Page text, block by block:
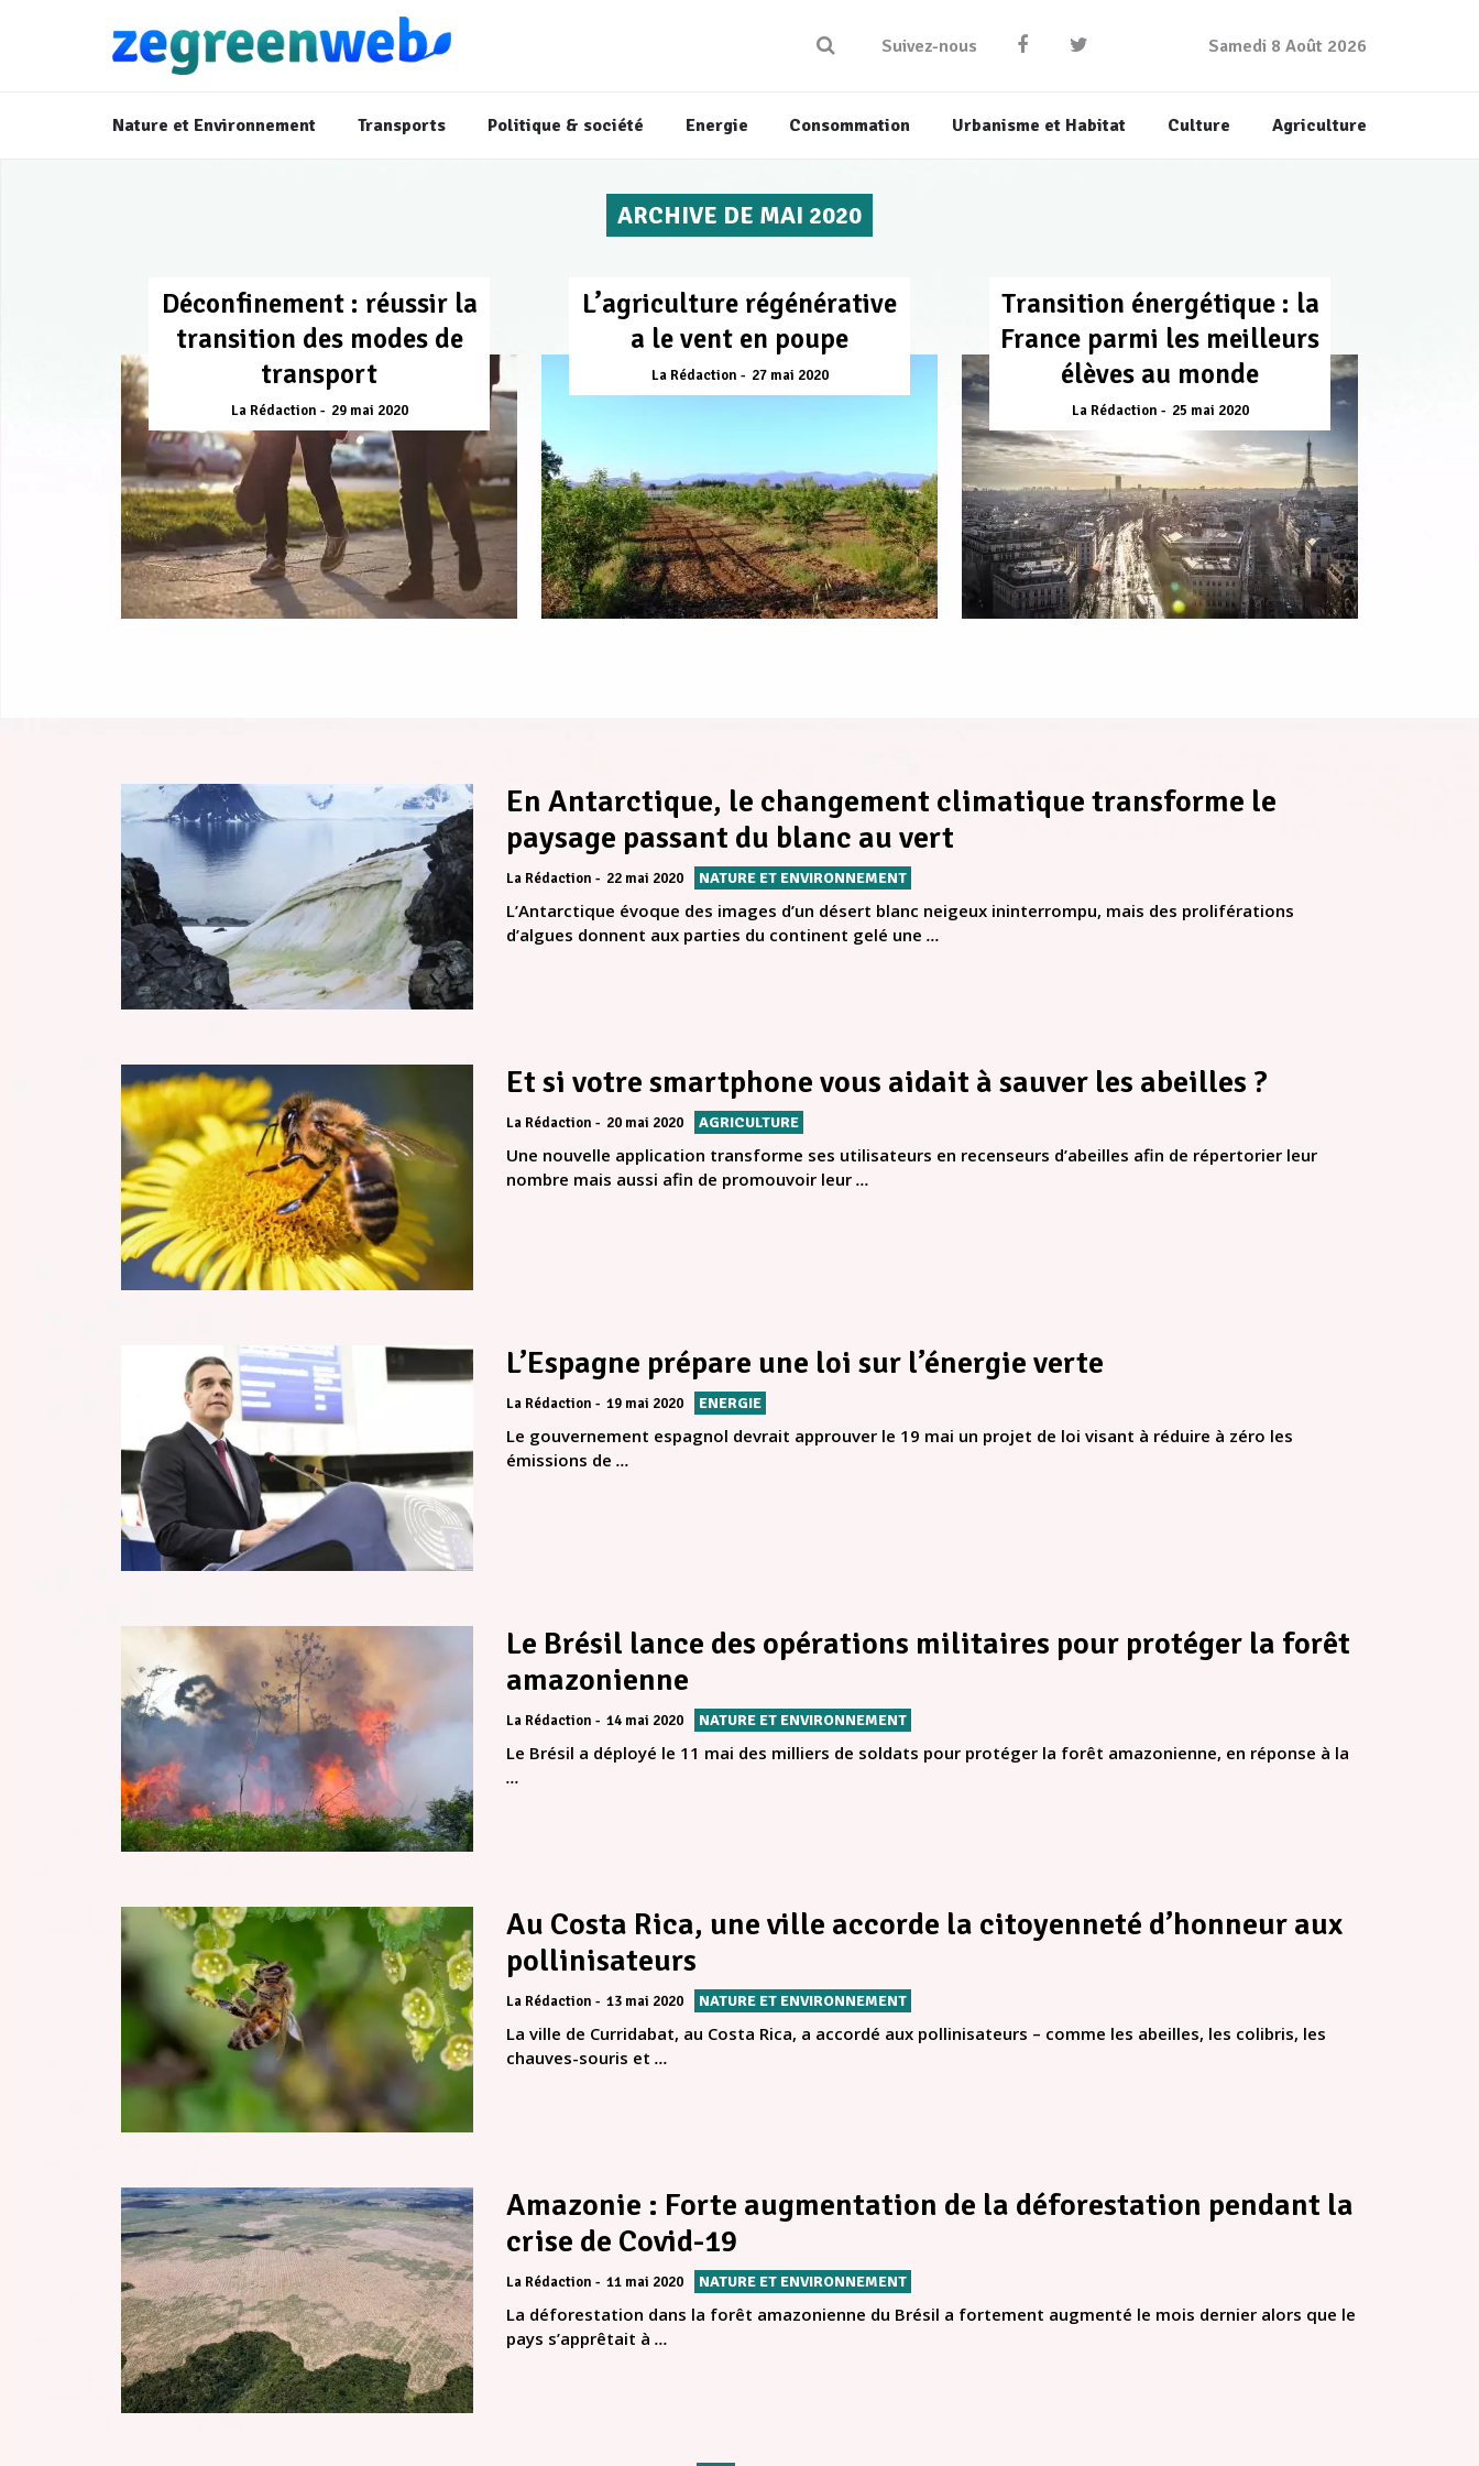
Suivez-nous Samedi 8 Août 2026
Nature et Environnement Transports Politique & société Energie Consommation Urbanisme et Habitat Culture Agriculture
ARCHIVE DE MAI 2020
Déconfinement : réussir la
transition des modes de
transport
La Rédaction 29 mai 2020
L’agriculture régénérative
a le vent en poupe
La Rédaction 27 mai 2020
Transition énergétique : la
France parmi les meilleurs
élèves au monde
La Rédaction 25 mai 2020
En Antarctique, le changement climatique transforme le
paysage passant du blanc au vert
La Rédaction 22 mai 2020 NATURE ET ENVIRONNEMENT
L’Antarctique évoque des images d’un désert blanc neigeux ininterrompu, mais des proliférations
d’algues donnent aux parties du continent gelé une ...
Et si votre smartphone vous aidait à sauver les abeilles ?
La Rédaction 20 mai 2020 AGRICULTURE
Une nouvelle application transforme ses utilisateurs en recenseurs d’abeilles afin de répertorier leur
nombre mais aussi afin de promouvoir leur ...
L’Espagne prépare une loi sur l’énergie verte
La Rédaction 19 mai 2020 ENERGIE
Le gouvernement espagnol devrait approuver le 19 mai un projet de loi visant à réduire à zéro les
émissions de ...
Le Brésil lance des opérations militaires pour protéger la forêt
amazonienne
La Rédaction 14 mai 2020 NATURE ET ENVIRONNEMENT
Le Brésil a déployé le 11 mai des milliers de soldats pour protéger la forêt amazonienne, en réponse à la
...
Au Costa Rica, une ville accorde la citoyenneté d’honneur aux
pollinisateurs
La Rédaction 13 mai 2020 NATURE ET ENVIRONNEMENT
La ville de Curridabat, au Costa Rica, a accordé aux pollinisateurs – comme les abeilles, les colibris, les
chauves-souris et ...
Amazonie : Forte augmentation de la déforestation pendant la
crise de Covid-19
La Rédaction 11 mai 2020 NATURE ET ENVIRONNEMENT
La déforestation dans la forêt amazonienne du Brésil a fortement augmenté le mois dernier alors que le
pays s’apprêtait à ...